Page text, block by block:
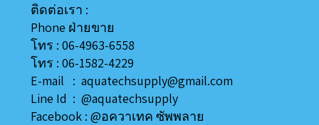
ติดต่อเรา :
Phone ฝ่ายขาย
โทร : 06-4963-6558
โทร : 06-1582-4229
E-mail : aquatechsupply@gmail.com
Line Id :@aquatechsupply
Facebook :@อควาเทค ซัพพลาย